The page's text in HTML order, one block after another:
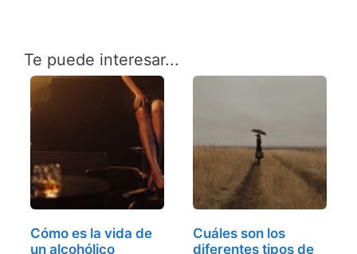
Te puede interesar...
Cómo es la vida de
un alcohólico
Cuáles son los
diferentes tipos de